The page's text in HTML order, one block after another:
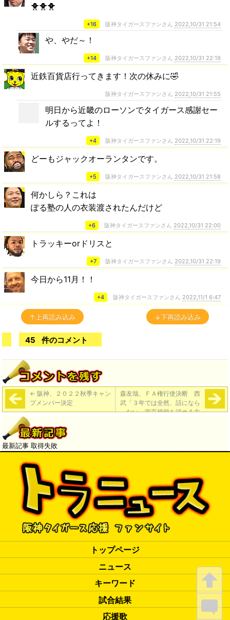
🐥🐥🐥
+16 阪神タイガースファンさん 2022,10/31 21:54
や、やだ～！
+14 阪神タイガースファンさん 2022,10/31 22:19
近鉄百貨店行ってきます！次の休みに🤣
阪神タイガースファンさん 2022,10/31 21:55
明日から近畿のローソンでタイガース感謝セー
ルするってよ！
+4 阪神タイガースファンさん 2022,10/31 22:19
どーもジャックオーランタンです。
+5 阪神タイガースファンさん 2022,10/31 21:58
何かしら？これは
ぽる塾の人の衣装渡されたんだけど
+6 阪神タイガースファンさん 2022,10/31 22:00
トラッキーorドリスと
+7 阪神タイガースファンさん 2022,10/31 22:19
今日から11月！！
+4 阪神タイガースファンさん 2022,11/1 6:47
↑上再読み込み ↓下再読み込み
45 件のコメント
← 阪神、２０２２秋季キャン
プメンバー決定
森友哉、ＦＡ権行使決断 西
武「３年では全然、話になら
ない」宣言残留を認める方
最新記事 取得失敗
トップページ
ニュース
キーワード
試合結果
応援歌